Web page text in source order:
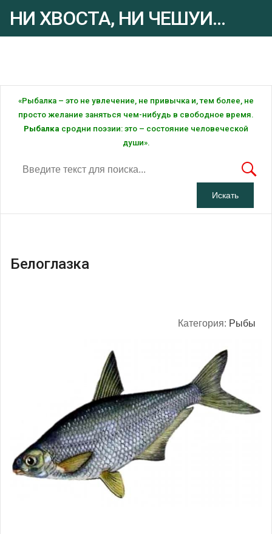
НИ ХВОСТА, НИ ЧЕШУИ...
«Рыбалка – это не увлечение, не привычка и, тем более, не
просто желание заняться чем-нибудь в свободное время.
Рыбалка сродни поэзии: это – состояние человеческой
души».
Белоглазка
Категория: Рыбы